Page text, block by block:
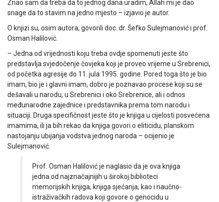
Znao sam da treba da to jednog dana uradim, Allah mi je dao
snage da to stavim na jedno mjesto – izjavio je autor.
O knjizi su, osim autora, govorili doc. dr. Šefko Sulejmanović i prof.
Osman Halilović.
– Jedna od vrijednosti koju treba ovdje spomenuti jeste što
predstavlja svjedočenje čovjeka koji je proveo vrijeme u Srebrenici,
od početka agresije do 11. jula 1995. godine. Pored toga što je bio
imam, bio je i glavni imam, dobro je poznavao procese koji su se
dešavali u narodu, u Srebrenici i oko Srebrenice, ali i odnos
međunarodne zajednice i predstavnika prema tom narodu i
situaciji. Druga specifičnost jeste što je knjiga u cijelosti posvećena
imamima, ili ja bih rekao da knjiga govori o eliticidu, planskom
nastojanju ubijanja vodstva jednog naroda – ocijenio je
Sulejmanović.
Prof. Osman Halilović je naglasio da je ova knjiga
jedna od najznačajnijih u širokoj biblioteci
memorijskih knjiga, knjiga sjećanja, kao i naučno-
istraživačkih radova koji govore o genocidu u